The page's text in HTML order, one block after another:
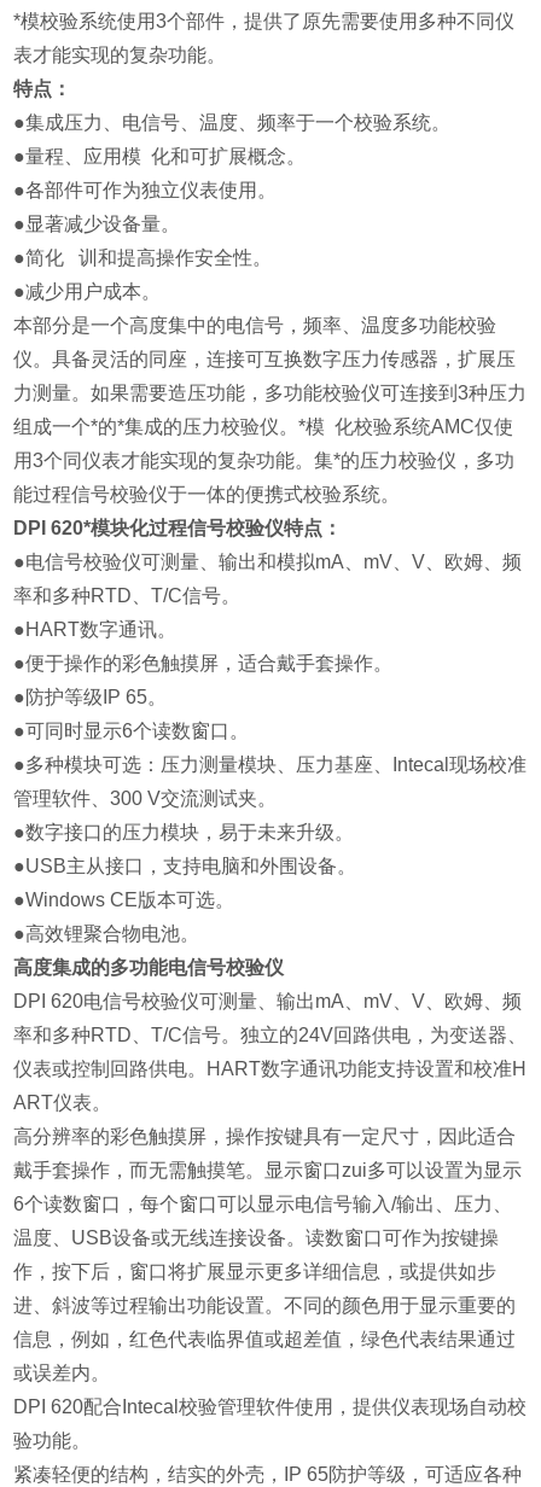
*模校验系统使用3个部件，提供了原先需要使用多种不同仪
表才能实现的复杂功能。
特点：
●集成压力、电信号、温度、频率于一个校验系统。
●量程、应用模 化和可扩展概念。
●各部件可作为独立仪表使用。
●显著减少设备量。
●简化 训和提高操作安全性。
●减少用户成本。
本部分是一个高度集中的电信号，频率、温度多功能校验
仪。具备灵活的同座，连接可互换数字压力传感器，扩展压
力测量。如果需要造压功能，多功能校验仪可连接到3种压力
组成一个*的*集成的压力校验仪。*模 化校验系统AMC仅使
用3个同仪表才能实现的复杂功能。集*的压力校验仪，多功
能过程信号校验仪于一体的便携式校验系统。
DPI 620*模块化过程信号校验仪特点：
●电信号校验仪可测量、输出和模拟mA、mV、V、欧姆、频
率和多种RTD、T/C信号。
●HART数字通讯。
●便于操作的彩色触摸屏，适合戴手套操作。
●防护等级IP 65。
●可同时显示6个读数窗口。
●多种模块可选：压力测量模块、压力基座、Intecal现场校准
管理软件、300 V交流测试夹。
●数字接口的压力模块，易于未来升级。
●USB主从接口，支持电脑和外围设备。
●Windows CE版本可选。
●高效锂聚合物电池。
高度集成的多功能电信号校验仪
DPI 620电信号校验仪可测量、输出mA、mV、V、欧姆、频
率和多种RTD、T/C信号。独立的24V回路供电，为变送器、
仪表或控制回路供电。HART数字通讯功能支持设置和校准H
ART仪表。
高分辨率的彩色触摸屏，操作按键具有一定尺寸，因此适合
戴手套操作，而无需触摸笔。显示窗口zui多可以设置为显示
6个读数窗口，每个窗口可以显示电信号输入/输出、压力、
温度、USB设备或无线连接设备。读数窗口可作为按键操
作，按下后，窗口将扩展显示更多详细信息，或提供如步
进、斜波等过程输出功能设置。不同的颜色用于显示重要的
信息，例如，红色代表临界值或超差值，绿色代表结果通过
或误差内。
DPI 620配合Intecal校验管理软件使用，提供仪表现场自动校
验功能。
紧凑轻便的结构，结实的外壳，IP 65防护等级，可适应各种